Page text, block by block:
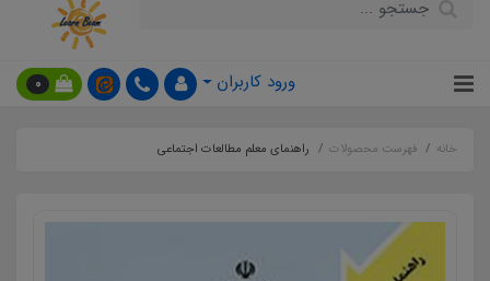
ورود کاربران 0
خانه فهرست محصولات راهنمای معلم مطالعات اجتماعی